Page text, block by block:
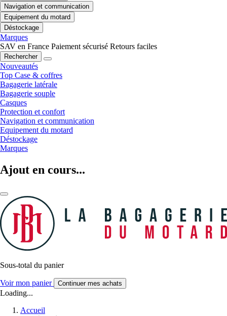
Navigation et communication
Equipement du motard
Déstockage
Marques
SAV en France Paiement sécurisé Retours faciles
Rechercher
Nouveautés
Top Case & coffres
Bagagerie latérale
Bagagerie souple
Casques
Protection et confort
Navigation et communication
Equipement du motard
Déstockage
Marques
Ajout en cours...
Sous-total du panier
Voir mon panier Continuer mes achats
Loading...
Accueil